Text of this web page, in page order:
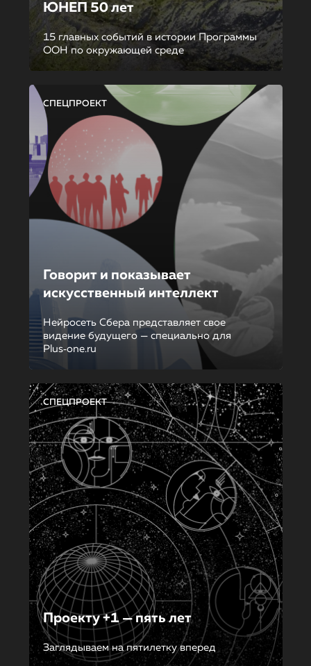
ЮНЕП 50 лет
15 главных событий в истории Программы
ООН по окружающей среде
СПЕЦПРОЕКТ
Говорит и показывает
искусственный интеллект
Нейросеть Сбера представляет свое
видение будущего — специально для
Plus‑one.ru
СПЕЦПРОЕКТ
Проекту +1 — пять лет
Заглядываем на пятилетку вперед